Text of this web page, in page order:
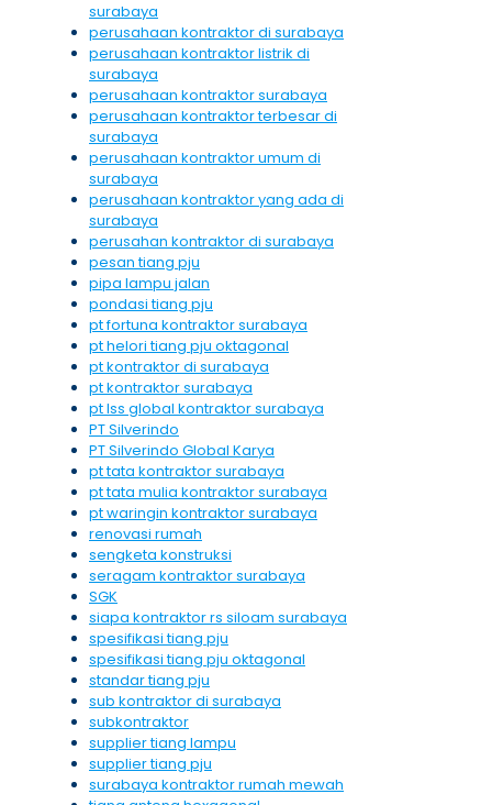
surabaya
perusahaan kontraktor di surabaya
perusahaan kontraktor listrik di
surabaya
perusahaan kontraktor surabaya
perusahaan kontraktor terbesar di
surabaya
perusahaan kontraktor umum di
surabaya
perusahaan kontraktor yang ada di
surabaya
perusahan kontraktor di surabaya
pesan tiang pju
pipa lampu jalan
pondasi tiang pju
pt fortuna kontraktor surabaya
pt helori tiang pju oktagonal
pt kontraktor di surabaya
pt kontraktor surabaya
pt lss global kontraktor surabaya
PT Silverindo
PT Silverindo Global Karya
pt tata kontraktor surabaya
pt tata mulia kontraktor surabaya
pt waringin kontraktor surabaya
renovasi rumah
sengketa konstruksi
seragam kontraktor surabaya
SGK
siapa kontraktor rs siloam surabaya
spesifikasi tiang pju
spesifikasi tiang pju oktagonal
standar tiang pju
sub kontraktor di surabaya
subkontraktor
supplier tiang lampu
supplier tiang pju
surabaya kontraktor rumah mewah